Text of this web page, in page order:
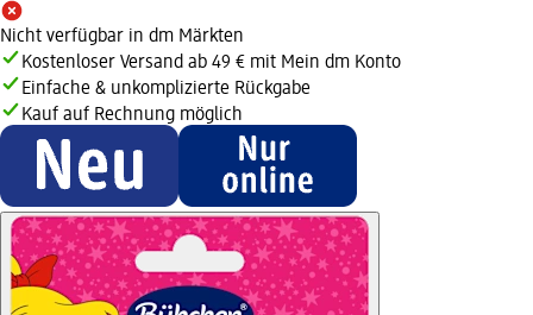
Nicht verfügbar in dm Märkten
Kostenloser Versand ab 49 € mit Mein dm Konto
Einfache & unkomplizierte Rückgabe
Kauf auf Rechnung möglich